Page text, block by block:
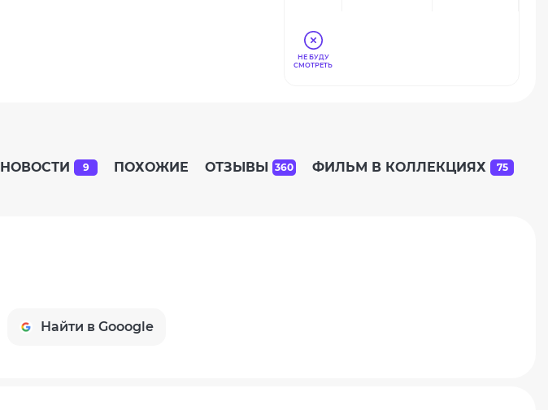
НЕ БУДУ
СМОТРЕТЬ
НОВОСТИ 9 ПОХОЖИЕ ОТЗЫВЫ 360 ФИЛЬМ В КОЛЛЕКЦИЯХ 75
Найти в Gooogle